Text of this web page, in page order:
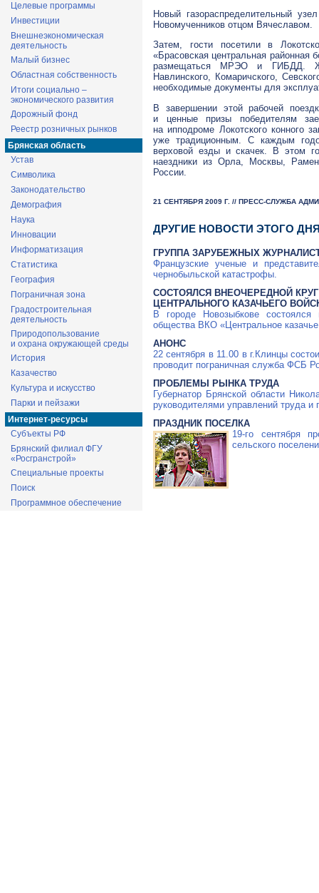
Целевые программы
Инвестиции
Внешнеэкономическая
деятельность
Малый бизнес
Областная собственность
Итоги социально –
экономического развития
Дорожный фонд
Реестр розничных рынков
Брянская область
Устав
Символика
Законодательство
Демография
Наука
Инновации
Информатизация
Статистика
География
Пограничная зона
Градостроительная
деятельность
Природопользование
и охрана окружающей среды
История
Казачество
Культура и искусство
Парки и пейзажи
Интернет-ресурсы
Субъекты РФ
Брянский филиал ФГУ
«Росгранстрой»
Специальные проекты
Поиск
Программное обеспечение
Новый газораспределительный
Новомученников отцом Вячеславом.
Затем, гости посетили в
«Брасовская центральная районная
размещаться МРЭО и ГИБДД.
Навлинского, Комаричского,
необходимые документы для
В завершении этой рабочей
и ценные призы победителям
на ипподроме Локотского конного
уже традиционным. С каждым
верховой езды и скачек. В этом
наездники из Орла, Москвы,
России.
21 СЕНТЯБРЯ 2009 Г. // ПРЕСС-СЛУЖБА
ДРУГИЕ НОВОСТИ ЭТОГО
ГРУППА ЗАРУБЕЖНЫХ
Французские ученые и
чернобыльской катастрофы.
СОСТОЯЛСЯ ВНЕОЧЕРЕДНОЙ
ЦЕНТРАЛЬНОГО КАЗАЧЬЕГО
В городе Новозыбкове состоялся
общества ВКО «Центральное
АНОНС
22 сентября в 11.00 в г.Клинцы
проводит пограничная служба ФСБ
ПРОБЛЕМЫ РЫНКА ТРУДА
Губернатор Брянской области
руководителями управлений труда и
ПРАЗДНИК ПОСЕЛКА
19-го сентября
сельского